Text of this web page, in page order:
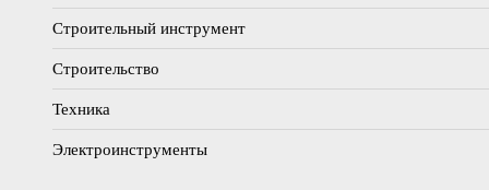
Строительный инструмент
Строительство
Техника
Электроинструменты